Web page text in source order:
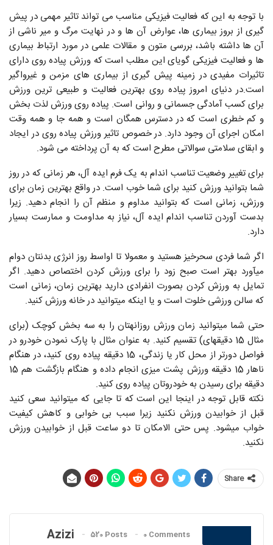
با توجه به این که فعالیت فیزیکی مناسب می تواند تاثیر مهمی در پیش
گیری از بروز بیماری ها، عوارض آن ها و در نهایت مرگ و میر ناشی از
آن ها داشته باشد، بررسی متون و مقالات علمی در مورد ارتباط بیماری
ها و فعالیت فیزیکی گویای این مطلب است که ورزش پیاده روی دارای
تاثیرات مفیدی در زمینه پیش گیری از بیماری های مزمن و غیرواگیر
است.در دنیای امروز پیاده روی بهترین فعالیت و طبیعی ترین ورزش
برای کسب آمادگی جسمانی و روانی است. پیاده روی ورزش لذت بخش
و کم خطری است که در دسترس همگان است و همه جا و همه وقت
امکان اجرای آن وجود دارد. در خصوص تاثیر ورزش پیاده روی در ایجاد
و ابقای سلامتی سوالاتی مطرح است که به آن پرداخته می شود.
برای تغییر وضعیت تناسب اندام به یک فرم ایده آل، هر زمانی که در روز
شما بتوانید ورزش کنید برای شما خوب است. در واقع بهترین زمان برای
ورزش، زمانی است که بتوانید مداوم و منظم آن را انجام دهید. زیرا
بدست آوردن تناسب اندام ایده آل، نیاز به مداومت و ممارست بسیار
دارد.
اگر شما فردی سحرخیز هستید و معمولا تا اواسط روز انرژی بدنتان دوام
می‏آورد بهتر است صبح زود را برای ورزش کردن اختصاص دهید. اگر
تمایل به ورزش کردن بصورت انفرادی دارید بهترین زمان، زمانی است
که سالن ورزشی خلوت است و یا اینکه می‏توانید در خانه ورزش کنید.
حتی شما می‏توانید زمان ورزش روزانه‏تان را به سه بخش کوچک (برای
مثال 15 دقیقه‏ای) تقسیم کنید. به عنوان مثال با پارک نمودن خودرو در
فواصل دورتر از محل کار یا زندگی، 15 دقیقه پیاده روی کنید، در هنگام
ناهار 15 دقیقه ورزش پشت میزی انجام داده و هنگام بازگشت هم 15
دقیقه برای رسیدن به خودروتان پیاده روی کنید.
نکته قابل توجه در اینجا این است که تا جایی که می‏توانید سعی کنید
قبل از خوابیدن ورزش نکنید زیرا سبب بی خوابی و کاهش کیفیت
خواب می‏شود. پس حتی الامکان تا دو ساعت قبل از خوابیدن ورزش
نکنید.
Share
Azizi 520 Posts 0 Comments